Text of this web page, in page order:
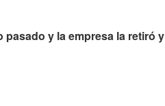
pasado y la empresa la retiró y